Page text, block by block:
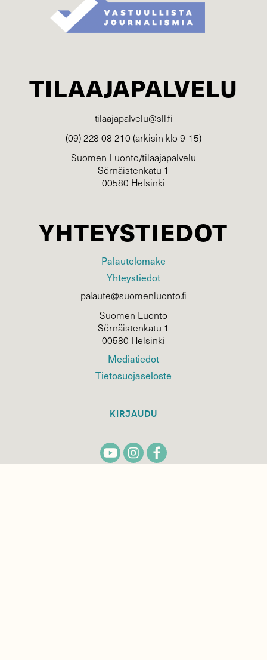
TILAAJAPALVELU
tilaajapalvelu@sll.fi
(09) 228 08 210 (arkisin klo 9-15)
Suomen Luonto/tilaajapalvelu
Sörnäistenkatu 1
00580 Helsinki
YHTEYSTIEDOT
Palautelomake
Yhteystiedot
palaute@suomenluonto.fi
Suomen Luonto
Sörnäistenkatu 1
00580 Helsinki
Mediatiedot
Tietosuojaseloste
KIRJAUDU